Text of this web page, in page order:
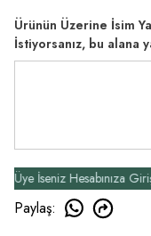
Ürünün Üzerine İsim
İstiyorsanız, bu alana
Hesabınıza Giriş
Paylaş: